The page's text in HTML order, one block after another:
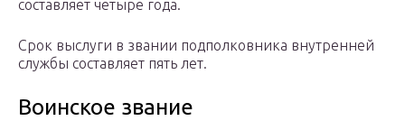
составляет четыре года.
Срок выслуги в звании подполковника внутренней
службы составляет пять лет.
Воинское звание